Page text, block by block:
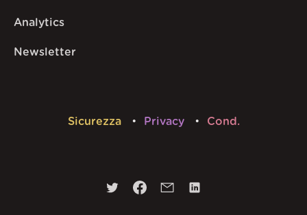
Analytics
Newsletter
Sicurezza Privacy Cond.